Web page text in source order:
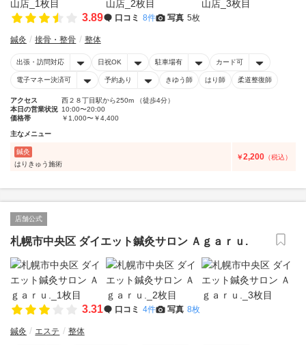
3.89 口コミ 8件 写真 5枚
鍼灸 接骨・整骨 整体
出張・訪問対応 日祝OK 駐車場有 カード可
電子マネー決済可 予約あり きゆう師 はり師 柔道整復師
アクセス
西２８丁目駅から250m （徒歩4分）
本日の営業状況 10:00〜20:00
価格帯
￥1,000〜￥4,400
主なメニュー
鍼灸
はりきゅう施術
￥2,200 （税込）
店舗公式
札幌市中央区 ダイエット鍼灸サロン Ａｇａｒｕ.
3.31 口コミ 4件 写真 8枚
鍼灸 エステ 整体